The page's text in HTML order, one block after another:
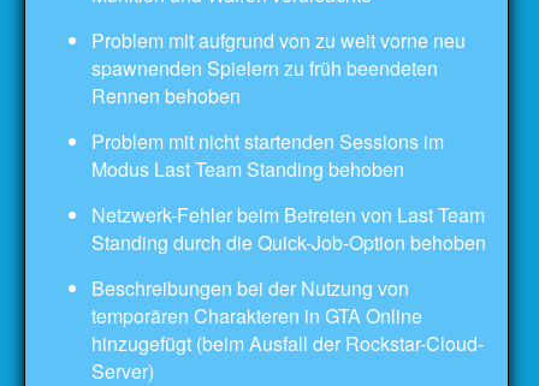
Problem mit aufgrund von zu weit vorne neu
spawnenden Spielern zu früh beendeten
Rennen behoben
Problem mit nicht startenden Sessions im
Modus Last Team Standing behoben
Netzwerk-Fehler beim Betreten von Last Team
Standing durch die Quick-Job-Option behoben
Beschreibungen bei der Nutzung von
temporären Charakteren in GTA Online
hinzugefügt (beim Ausfall der Rockstar-Cloud-
Server)